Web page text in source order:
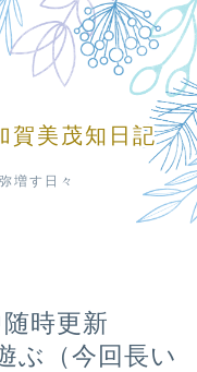
美茂知日記
増す日々
随時更新
ぶ（今回長い